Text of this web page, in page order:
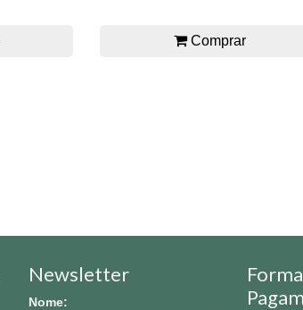
Comprar
Newsletter
Nome: